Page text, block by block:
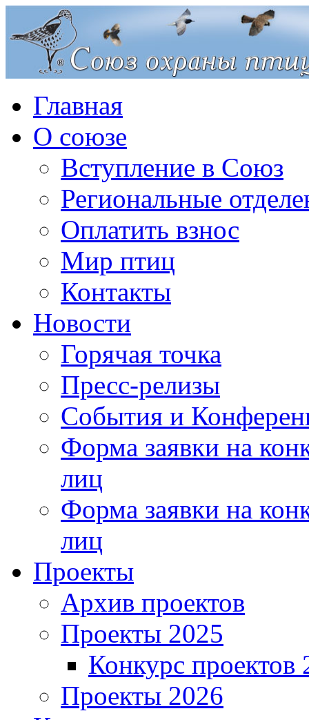
Главная
О союзе
Вступление в Союз
Региональные
Оплатить взнос
Мир птиц
Контакты
Новости
Горячая точка
Пресс-релизы
События и
Форма заявки на
лиц
Форма заявки на
лиц
Проекты
Архив проектов
Проекты 2025
Конкурс проектов
Проекты 2026